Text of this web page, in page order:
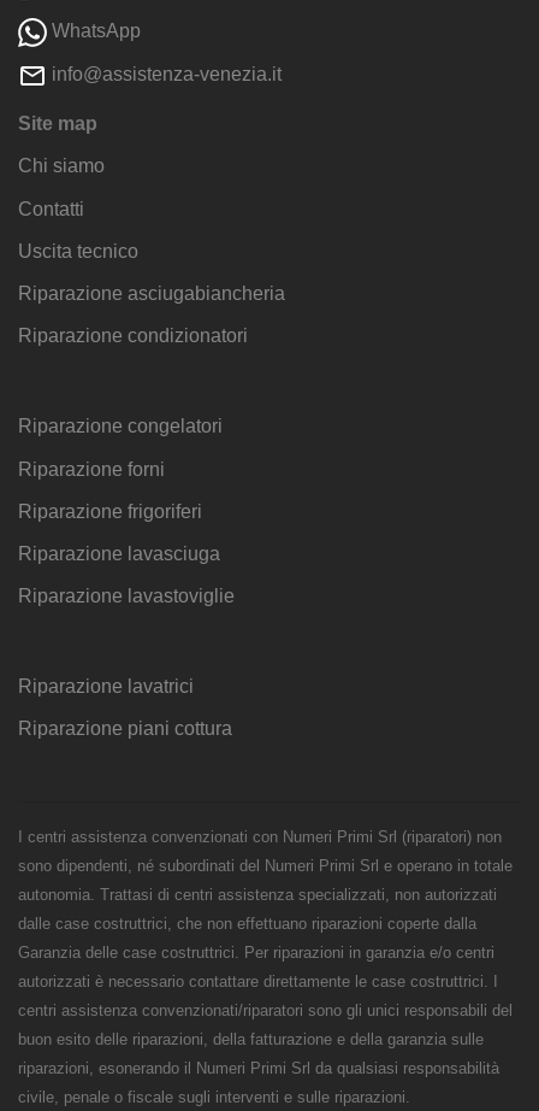
WhatsApp
info@assistenza-venezia.it
Site map
Chi siamo
Contatti
Uscita tecnico
Riparazione asciugabiancheria
Riparazione condizionatori
Riparazione congelatori
Riparazione forni
Riparazione frigoriferi
Riparazione lavasciuga
Riparazione lavastoviglie
Riparazione lavatrici
Riparazione piani cottura
I centri assistenza convenzionati con Numeri Primi Srl (riparatori) non
sono dipendenti, né subordinati del Numeri Primi Srl e operano in totale
autonomia. Trattasi di centri assistenza specializzati, non autorizzati
dalle case costruttrici, che non effettuano riparazioni coperte dalla
Garanzia delle case costruttrici. Per riparazioni in garanzia e/o centri
autorizzati è necessario contattare direttamente le case costruttrici. I
centri assistenza convenzionati/riparatori sono gli unici responsabili del
buon esito delle riparazioni, della fatturazione e della garanzia sulle
riparazioni, esonerando il Numeri Primi Srl da qualsiasi responsabilità
civile, penale o fiscale sugli interventi e sulle riparazioni.